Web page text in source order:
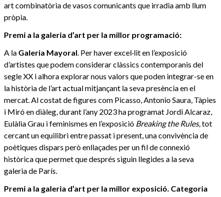
art combinatòria de vasos comunicants que irradia amb llum
pròpia.
Premi a la galeria d’art per la millor programació:
A la Galeria Mayoral. Per haver excel·lit en l’exposició
d’artistes que podem considerar clàssics contemporanis del
segle XX i alhora explorar nous valors que poden integrar-se en
la història de l’art actual mitjançant la seva presència en el
mercat. Al costat de figures com Picasso, Antonio Saura, Tàpies
i Miró en diàleg, durant l’any 2023 ha programat Jordi Alcaraz,
Eulàlia Grau i feminismes en l’exposició Breaking the Rules, tot
cercant un equilibri entre passat i present, una convivència de
poètiques dispars però enllaçades per un fil de connexió
històrica que permet que després siguin llegides a la seva
galeria de París.
Premi a la galeria d’art per la millor exposició. Categoria